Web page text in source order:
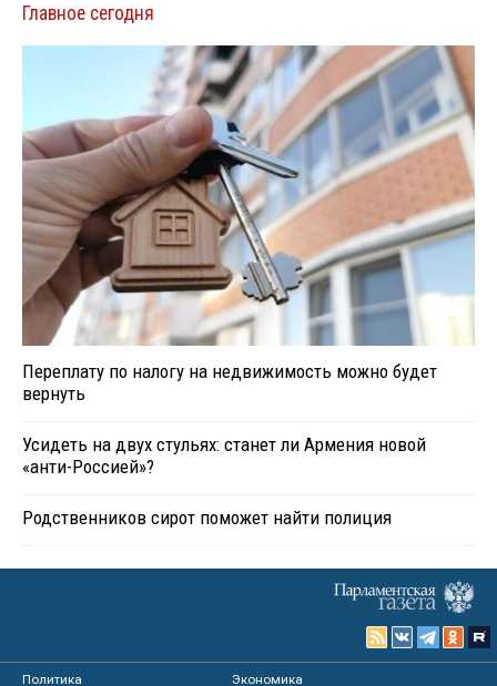
Главное сегодня
Переплату по налогу на недвижимость можно будет
вернуть
Усидеть на двух стульях: станет ли Армения новой
«анти-Россией»?
Родственников сирот поможет найти полиция
Политика
Экономика